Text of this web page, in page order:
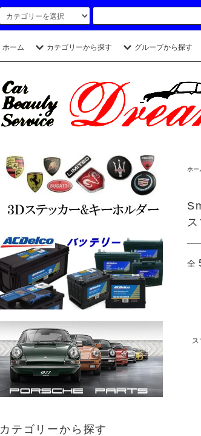
ホーム カテゴリーから探す グループから探す
ホー
全
カテゴリーから探す